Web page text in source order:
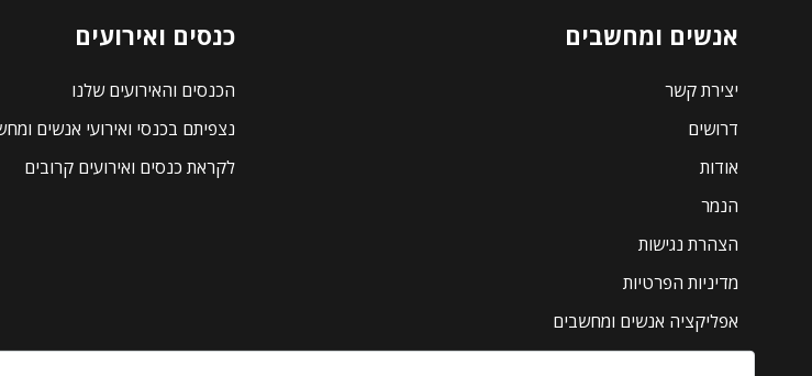
אנשים ומחשבים
יצירת קשר
דרושים
אודות
הנמר
הצהרת נגישות
מדיניות הפרטיות
אפליקציה אנשים ומחשבים
כנסים ואירועים
הכנסים והאירועים שלנו
נצפיתם בכנסי ואירועי אנשים
לקראת כנסים ואירועים קרובים